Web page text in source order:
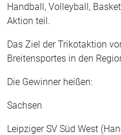
Handball, Volleyball,
Aktion teil.
Das Ziel der Trikotaktion
Breitensportes in den
Die Gewinner heißen:
Sachsen
Leipziger SV Süd West